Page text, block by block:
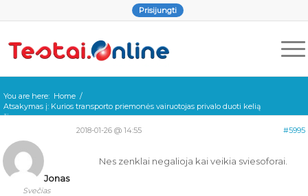
Prisijungti
You are here: Home /
Atsakymas į: Kurios transporto priemonės vairuotojas privalo duoti kelią
ši...
2018-01-26 @ 14:55
#5995
Jonas
Svečias
Nes zenklai negalioja kai veikia sviesoforai.